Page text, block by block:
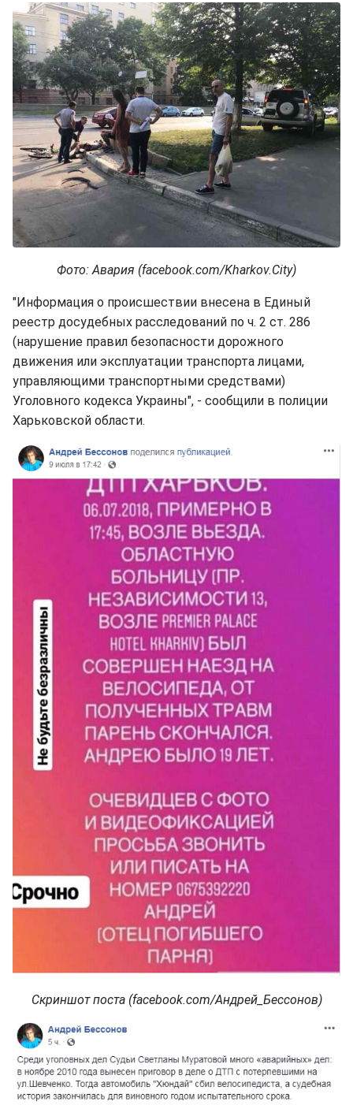
Фото: Авария (facebook.com/Kharkov.City)
"Информация о происшествии внесена в Единый
реестр досудебных расследований по ч. 2 ст. 286
(нарушение правил безопасности дорожного
движения или эксплуатации транспорта лицами,
управляющими транспортными средствами)
Уголовного кодекса Украины", - сообщили в полиции
Харьковской области.
Скриншот поста (facebook.com/Андрей_Бессонов)